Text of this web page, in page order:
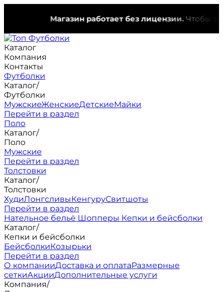
Магазин работает без лицензии.Чтобы эта
Каталог
Компания
Контакты
Футболки
Каталог/
Футболки
МужскиеЖенскиеДетскиеМайки
Перейти в раздел
Поло
Каталог/
Поло
Мужские
Перейти в раздел
Толстовки
Каталог/
Толстовки
ХудиЛонгсливыКенгуруСвитшоты
Перейти в раздел
Нательное бельё Шопперы Кепки и бейсболки
Каталог/
Кепки и бейсболки
БейсболкиКозырьки
Перейти в раздел
О компанииДоставка и оплатаРазмерные
сеткиАкцииДополнительные услуги
Компания/